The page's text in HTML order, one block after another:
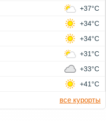
+37°C
+34°C
+34°C
+31°C
+33°C
+41°C
все курорты